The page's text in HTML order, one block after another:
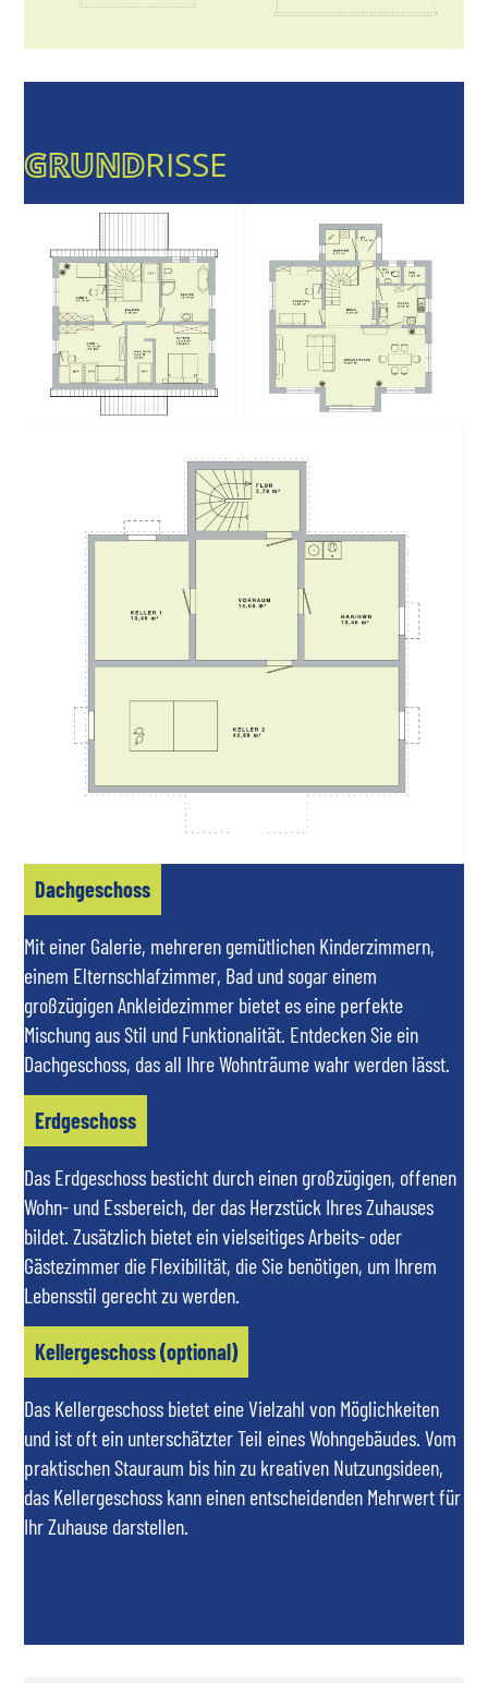
GRUNDRISSE
Dachgeschoss
Mit einer Galerie, mehreren gemütlichen Kinderzimmern,
einem Elternschlafzimmer, Bad und sogar einem
großzügigen Ankleidezimmer bietet es eine perfekte
Mischung aus Stil und Funktionalität. Entdecken Sie ein
Dachgeschoss, das all Ihre Wohnträume wahr werden lässt.
Erdgeschoss
Das Erdgeschoss besticht durch einen großzügigen, offenen
Wohn- und Essbereich, der das Herzstück Ihres Zuhauses
bildet. Zusätzlich bietet ein vielseitiges Arbeits- oder
Gästezimmer die Flexibilität, die Sie benötigen, um Ihrem
Lebensstil gerecht zu werden.
Kellergeschoss (optional)
Das Kellergeschoss bietet eine Vielzahl von Möglichkeiten
und ist oft ein unterschätzter Teil eines Wohngebäudes. Vom
praktischen Stauraum bis hin zu kreativen Nutzungsideen,
das Kellergeschoss kann einen entscheidenden Mehrwert für
Ihr Zuhause darstellen.